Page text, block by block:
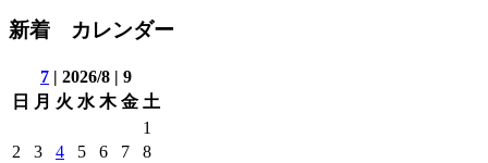
新着 カレンダー
7 | 2026/8 | 9
日 月 火 水 木 金 土
1
2
3 4 5 6 7
8